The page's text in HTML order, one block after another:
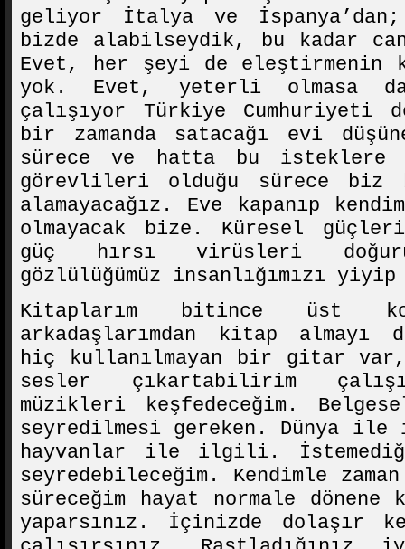
geliyor İtalya ve
bizde alabilseydik, bu kadar can
Evet, her şeyi de eleştirmenin
yok. Evet, yeterli olmasa da
çalışıyor Türkiye Cumhuriyeti
bir zamanda satacağı evi
sürece ve hatta bu isteklere
görevlileri olduğu sürece biz
alamayacağız. Eve kapanıp
olmayacak bize. Küresel
güç hırsı virüsleri
gözlülüğümüz insanlığımızı
Kitaplarım bitince üst
arkadaşlarımdan kitap almayı
hiç kullanılmayan bir gitar
sesler çıkartabilirim
müzikleri keşfedeceğim.
seyredilmesi gereken. Dünya
hayvanlar ile ilgili.
seyredebileceğim. Kendimle
süreceğim hayat normale
yaparsınız. İçinizde dolaşır